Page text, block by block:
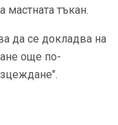
мастната тъкан.
да се докладва на
още по-